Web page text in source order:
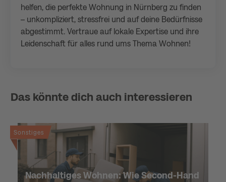
helfen, die perfekte Wohnung in Nürnberg zu finden
– unkompliziert, stressfrei und auf deine Bedürfnisse
abgestimmt. Vertraue auf lokale Expertise und ihre
Leidenschaft für alles rund ums Thema Wohnen!
Das könnte dich auch interessieren
Sonstiges
Nachhaltiges Wohnen: Wie Second-Hand